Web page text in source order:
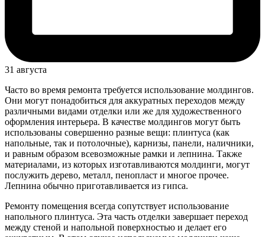
31 августа
Часто во время ремонта требуется использование молдингов.
Они могут понадобиться для аккуратных переходов между
различными видами отделки или же для художественного
оформления интерьера. В качестве молдингов могут быть
использованы совершенно разные вещи: плинтуса (как
напольные, так и потолочные), карнизы, панели, наличники,
и равным образом всевозможные рамки и лепнина. Также
материалами, из которых изготавливаются молдинги, могут
послужить дерево, металл, пенопласт и многое прочее.
Лепнина обычно приготавливается из гипса.
Ремонту помещения всегда сопутствует использование
напольного плинтуса. Эта часть отделки завершает переход
между стеной и напольной поверхностью и делает его